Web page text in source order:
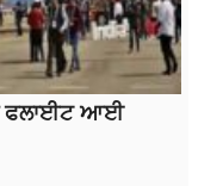
ਫਲਾਈਟ ਆਈ